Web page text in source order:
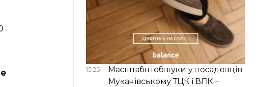
15:25
Масштабні обшуки у посадовців
Мукачівському ТЦК і ВЛК –